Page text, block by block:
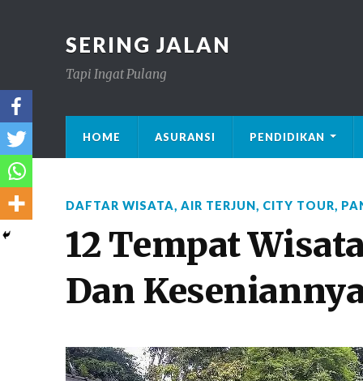
SERING JALAN
Tapi Ingat Pulang
HOME ASURANSI PENDIDIKAN
DAFTAR WISATA, AIR TERJUN, CITY TOUR,
12 Tempat
Dan